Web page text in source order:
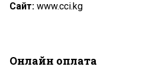
Сайт: www.cci.kg
Онлайн оплата